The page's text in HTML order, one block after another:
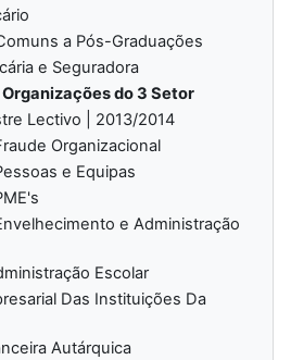
a Pós-Graduações
e Seguradora
do 3 Setor
Lectivo | 2013/2014
Organizacional
e Equipas
e Administração
Escolar
Das Instituições Da
Autárquica